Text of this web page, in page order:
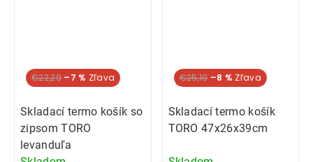
€22,29 –7 %
Skladací termo košík so
zipsom TORO
levanduľa
€25,19 –8 %
Skladací termo košík
TORO 47x26x39cm